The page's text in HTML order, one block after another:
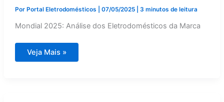
Por Portal Eletrodomésticos 07/05/2025 3 minutos de leitura
Mondial 2025: Análise dos Eletrodomésticos da Marca
Mondial
em
Veja Mais »